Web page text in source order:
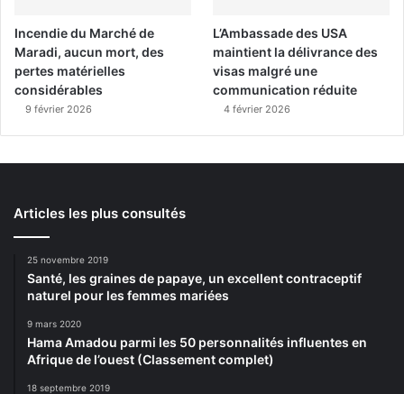
Incendie du Marché de
Maradi, aucun mort, des
pertes matérielles
considérables
9 février 2026
L’Ambassade des USA
maintient la délivrance des
visas malgré une
communication réduite
4 février 2026
Articles les plus consultés
25 novembre 2019
Santé, les graines de papaye, un excellent contraceptif
naturel pour les femmes mariées
9 mars 2020
Hama Amadou parmi les 50 personnalités influentes en
Afrique de l’ouest (Classement complet)
18 septembre 2019